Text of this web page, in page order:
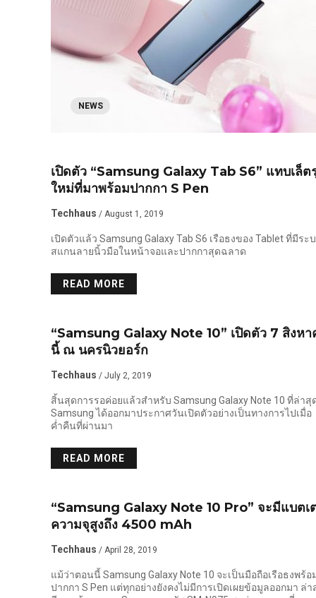
NEWS
เปิดตัว “Samsung Galaxy Tab S6” แทบเล็ต
ใหม่ที่มาพร้อมปากกา S Pen
Techhaus / August 1, 2019
เปิดตัวแล้ว Samsung Galaxy Tab S6 เรือธงของ Tablet ที่มีระ
สแกนลายนิ้วมือในหน้าจอและปากกาสุดฉลาด
READ MORE
“Samsung Galaxy Note 10” เปิดตัว 7 สิงห
นี้ ณ นครนิวยอร์ก
Techhaus / July 2, 2019
สิ้นสุดการรอค่อยแล้วสำหรับ Samsung Galaxy Note 10 ที่ล่าสุ
Samsung ได้ออกมาประกาศวันเปิดตัวอย่างเป็นทางการไปเมื่อ
ค่ำคืนที่ผ่านมา
READ MORE
“Samsung Galaxy Note 10 Pro” จะมีแบตเ
ความจุสูงถึง 4500 mAh
Techhaus / April 28, 2019
แม้ว่าตอนนี้ Samsung Galaxy Note 10 จะเป็นมือถือเรือธงพร้อ
ปากกา S Pen แต่ทุกอย่างยังคงไม่มีการเปิดเผยข้อมูลออกมา ล่